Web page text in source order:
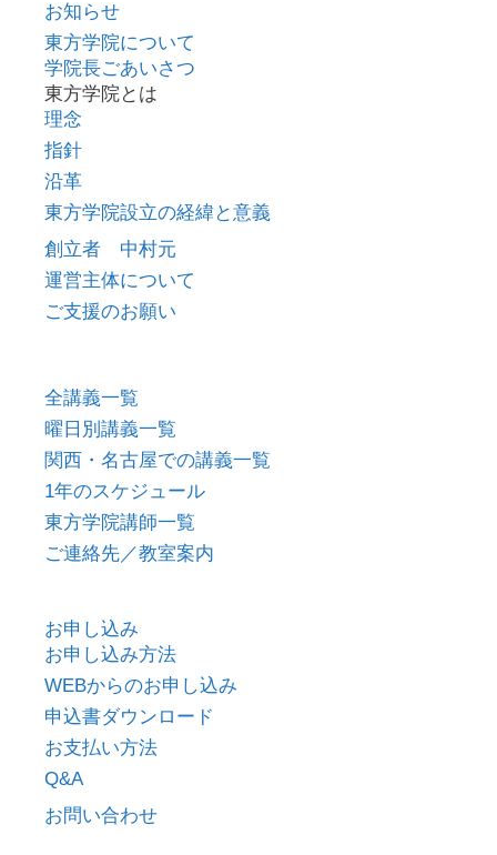
お知らせ
東方学院について
学院長ごあいさつ
東方学院とは
理念
指針
沿革
東方学院設立の経緯と意義
創立者 中村元
運営主体について
ご支援のお願い
全講義一覧
曜日別講義一覧
関西・名古屋での講義一覧
1年のスケジュール
東方学院講師一覧
ご連絡先／教室案内
お申し込み
お申し込み方法
WEBからのお申し込み
申込書ダウンロード
お支払い方法
Q&A
お問い合わせ